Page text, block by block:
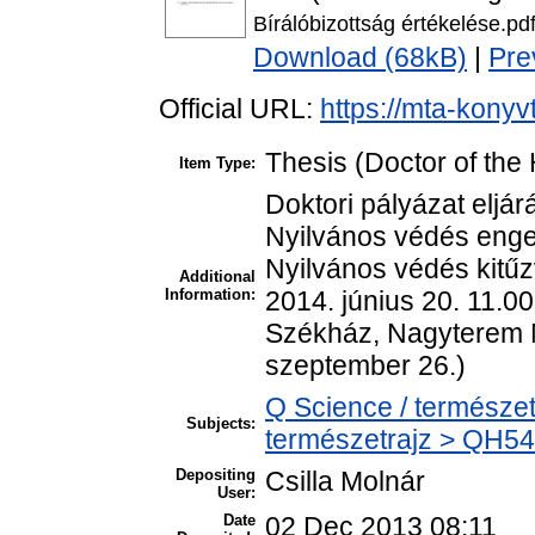
Bírálóbizottság értékelése.pdf
Download (68kB)
Official URL: https://mta-
Item Type: Thesis (Doctor of the
Additional
Information:
Doktori pályázat
Nyilvános védés
Nyilvános védés
2014. június 20.
Székház, Nagyterem
szeptember 26.)
Subjects:
Q Science /
természetrajz >
Depositing
User:
Csilla Molnár
Date 02 Dec 2013 08:11